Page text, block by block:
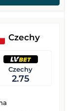
Czechy
Czechy
2.75